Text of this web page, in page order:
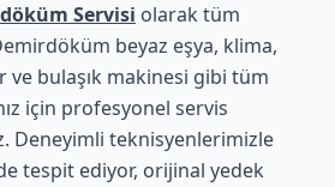
Servisi olarak tüm
beyaz eşya, klima,
ve bulaşık makinesi gibi tüm
için profesyonel servis
Deneyimli teknisyenlerimizle
tespit ediyor, orijinal yedek